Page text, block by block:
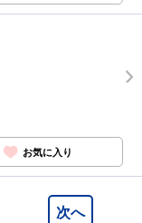
お気に入り
次へ